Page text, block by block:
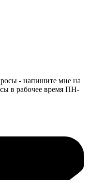
- напишите мне на
в рабочее время ПН-